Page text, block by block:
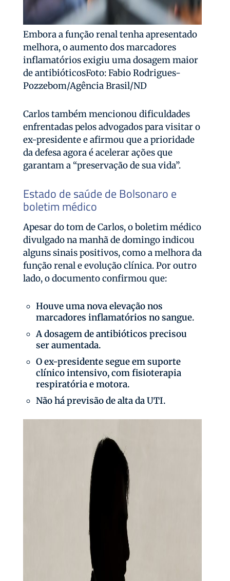
Embora a função renal tenha apresentado
melhora, o aumento dos marcadores
inflamatórios exigiu uma dosagem maior
de antibióticosFoto: Fabio Rodrigues-
Pozzebom/Agência Brasil/ND
Carlos também mencionou dificuldades
enfrentadas pelos advogados para visitar o
ex-presidente e afirmou que a prioridade
da defesa agora é acelerar ações que
garantam a “preservação de sua vida”.
Estado de saúde de Bolsonaro e
boletim médico
Apesar do tom de Carlos, o boletim médico
divulgado na manhã de domingo indicou
alguns sinais positivos, como a melhora da
função renal e evolução clínica. Por outro
lado, o documento confirmou que:
Houve uma nova elevação nos
marcadores inflamatórios no sangue.
A dosagem de antibióticos precisou
ser aumentada.
O ex-presidente segue em suporte
clínico intensivo, com fisioterapia
respiratória e motora.
Não há previsão de alta da UTI.